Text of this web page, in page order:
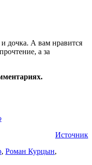
дочка. А вам нравится
а за
Источник
, Роман Курцын,